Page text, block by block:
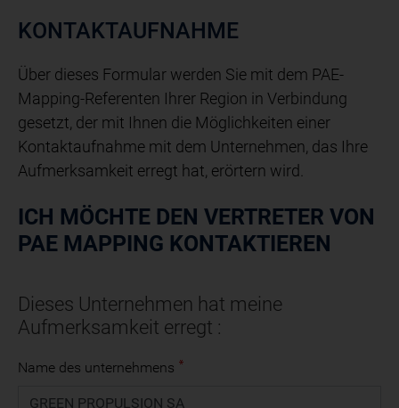
KONTAKTAUFNAHME
Über dieses Formular werden Sie mit dem PAE-
Mapping-Referenten Ihrer Region in Verbindung
gesetzt, der mit Ihnen die Möglichkeiten einer
Kontaktaufnahme mit dem Unternehmen, das Ihre
Aufmerksamkeit erregt hat, erörtern wird.
ICH MÖCHTE DEN VERTRETER VON
PAE MAPPING KONTAKTIEREN
Dieses Unternehmen hat meine
Aufmerksamkeit erregt :
Name des unternehmens